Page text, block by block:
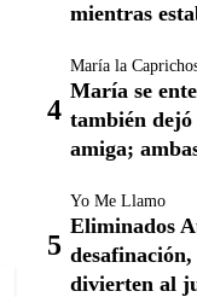
mientras
María la
María se
también dejó
amiga;
Yo Me Llamo
Eliminados
desafinación,
divierten al